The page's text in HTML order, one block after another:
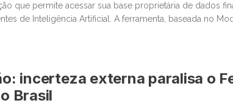
que permite acessar sua base proprietária de dados
de Inteligência Artificial. A ferramenta, baseada no
incerteza externa paralisa o
Brasil